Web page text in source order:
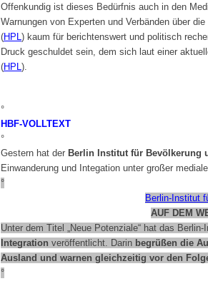
Offenkundig ist dieses Bedürfnis auch in den
Warnungen von Experten und Verbänden über
(HPL ) kaum für berichtenswert und politisch
Druck geschuldet sein, dem sich laut einer
(HPL ).
°
HBF-VOLLTEXT
°
Gestern hat der Berlin Institut für Bevölkerung
Einwanderung und Integation unter großer
°
Berlin-Institut
AUF DEM
Unter dem Titel „Neue Potenziale“ hat das
Integration veröffentlicht. Darin begrüßen die
Ausland und warnen gleichzeitig vor den
°